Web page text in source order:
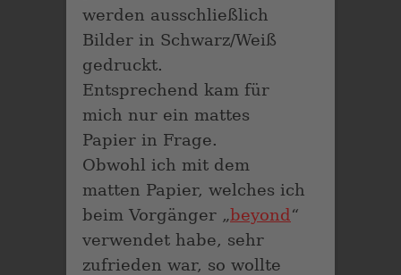
werden ausschließlich
Bilder in Schwarz/Weiß
gedruckt.
Entsprechend kam für
mich nur ein mattes
Papier in Frage.
Obwohl ich mit dem
matten Papier, welches ich
beim Vorgänger „beyond “
verwendet habe, sehr
zufrieden war, so wollte